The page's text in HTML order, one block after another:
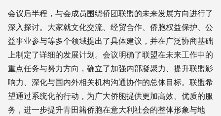
会议后半程，与会成员围绕侨团联盟的未来发展方向进行了
深入探讨。大家就文化交流、经贸合作、侨胞权益保护、公
益事业参与等多个领域提出了具体建议，并在广泛协商基础
上制定了详细的发展计划。会议明确了联盟在未来工作中的
重点任务与努力方向，确立了加强内部凝聚力、提升联盟影
响力、深化与国内外相关机构沟通协作的总体目标。联盟希
望通过系统化的行动，为广大侨胞提供更加高效、优质的服
务，进一步提升青田籍侨胞在意大利社会的整体形象与地